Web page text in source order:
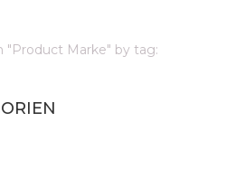
"Product Marke" by tag: